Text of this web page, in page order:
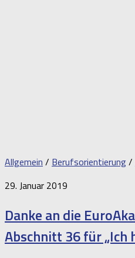
Allgemein / Berufsorientierung/
29. Januar 2019
Danke an die
Abschnitt 36 für „Ich